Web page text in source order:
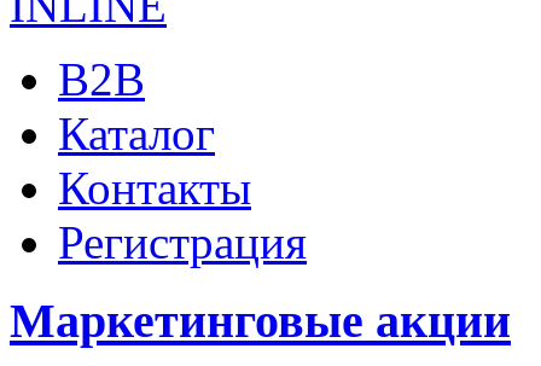
B2B
Каталог
Контакты
Регистрация
Маркетинговые акции